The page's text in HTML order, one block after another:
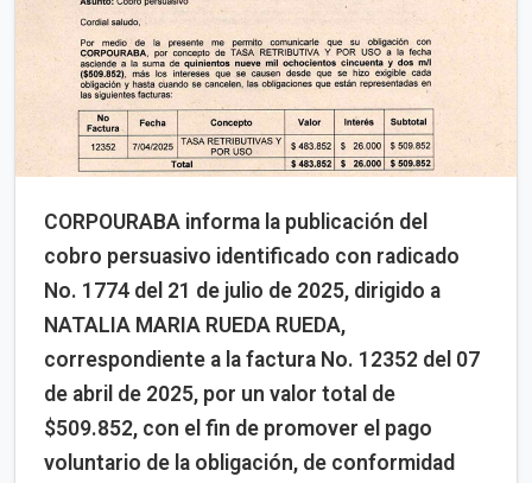
CORPOURABA informa la publicación del
cobro persuasivo identificado con radicado
No. 1774 del 21 de julio de 2025, dirigido a
NATALIA MARIA RUEDA RUEDA,
correspondiente a la factura No. 12352 del 07
de abril de 2025, por un valor total de
$509.852, con el fin de promover el pago
voluntario de la obligación, de conformidad